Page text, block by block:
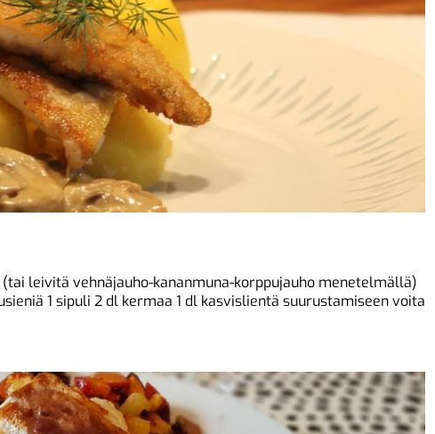
leivitä vehnäjauho-kananmuna-korppujauho menetelmällä)
1 sipuli 2 dl kermaa 1 dl kasvislientä suurustamiseen voita